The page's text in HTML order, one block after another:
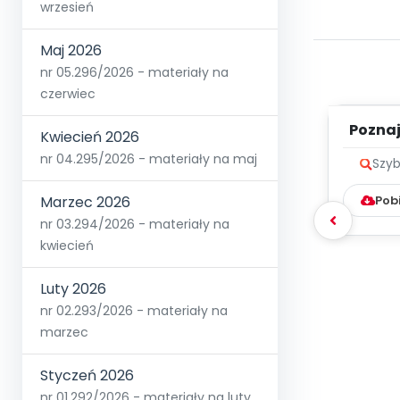
wrzesień
Maj 2026
nr 05.296/2026 - materiały na
czerwiec
Kwiecień 2026
nr 04.295/2026 - materiały na maj
Marzec 2026
nr 03.294/2026 - materiały na
kwiecień
Luty 2026
nr 02.293/2026 - materiały na
marzec
Styczeń 2026